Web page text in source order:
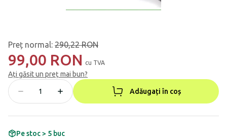
Preț normal: 290,22 RON
99,00 RON cu TVA
Ați găsit un preț mai bun?
Adăugați în coș
Pe stoc > 5 buc